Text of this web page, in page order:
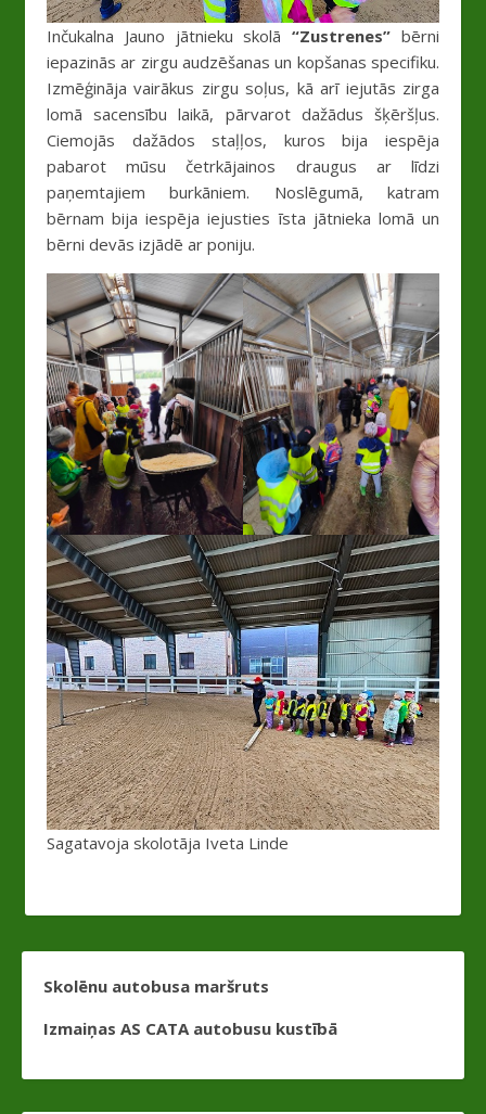
Inčukalna Jauno jātnieku skolā“Zustrenes” bērni
iepazinās ar zirgu audzēšanas un kopšanas specifiku.
Izmēģināja vairākus zirgu soļus, kā arī iejutās zirga
lomā sacensību laikā, pārvarot dažādus šķēršļus.
Ciemojās dažādos staļļos, kuros bija iespēja
pabarot mūsu četrkājainos draugus ar līdzi
paņemtajiem burkāniem. Noslēgumā, katram
bērnam bija iespēja iejusties īsta jātnieka lomā un
bērni devās izjādē ar poniju.
Sagatavoja skolotāja Iveta Linde
Skolēnu autobusa maršruts
Izmaiņas AS CATA autobusu kustībā